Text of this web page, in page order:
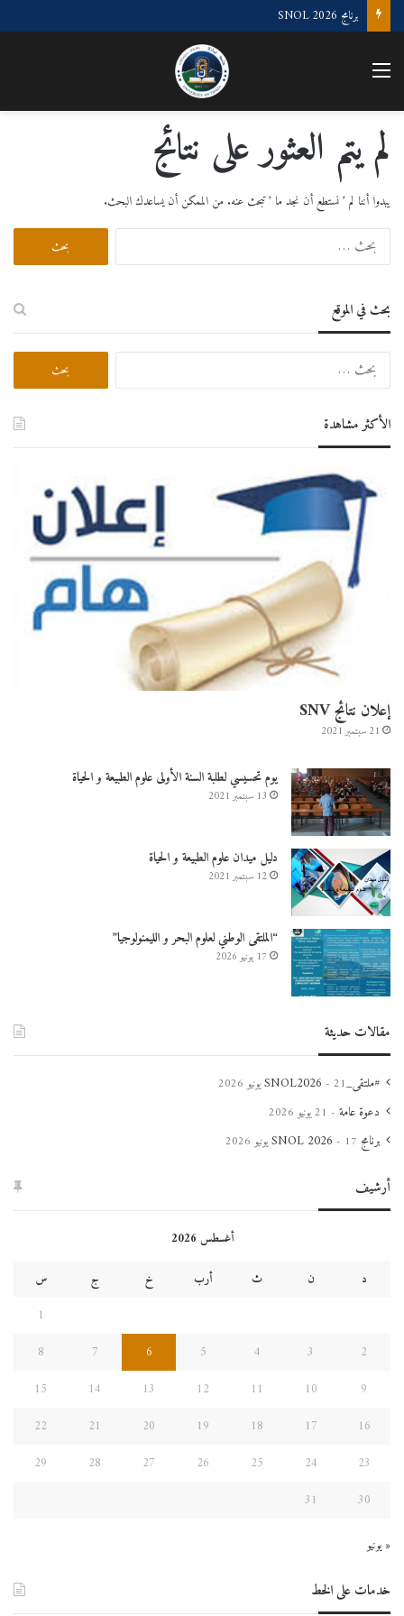
برنامج SNOL 2026
القائمة
لم يتم العثور على نتائج
يبدوا أننا لم ’ نستطع أن نجد ما ’ تبحث عنه. من الممكن أن يساعدك البحث.
البحث
بحث في الموقع
البحث
الأكثر مشاهدة
إعلان نتائج SNV
21 سبتمبر 2021
يوم تحسيسي لطلبة السنة الأولى علوم الطبيعة و الحياة
13 سبتمبر 2021
دليل ميدان علوم الطبيعة و الحياة
12 سبتمبر 2021
“الملتقى الوطني لعلوم البحر و الليمنولوجيا”
17 يونيو 2026
مقالات حديثة
#ملتقى_SNOL202621 يونيو 2026
دعوة عامة 21 يونيو 2026
برنامج SNOL 2026 17 يونيو 2026
أرشيف
أغسطس 2026
د
ن ث أرب خ ج
س
1
2
3
4
5
6
7
8
9
10
11
12
13
14
15
16
17
18
19
20
21
22
23
24
25
26
27
28
29
30
31
« يونيو
خدمات على الخط